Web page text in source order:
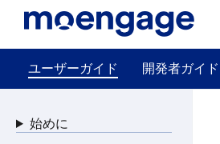
ユーザーガイド 開発者ガイド
始めに